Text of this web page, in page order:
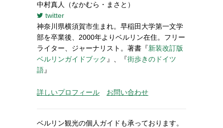
中村真人（なかむら・まさと）
twitter
神奈川県横須賀市生まれ。早稲田大学第一文学
部を卒業後、2000年よりベルリン在住。フリー
ライター、ジャーナリスト。著書『新装改訂版
ベルリンガイドブック』、『街歩きのドイツ
語』
詳しいプロフィール お問い合わせ
ベルリン観光の個人ガイドも承っております。